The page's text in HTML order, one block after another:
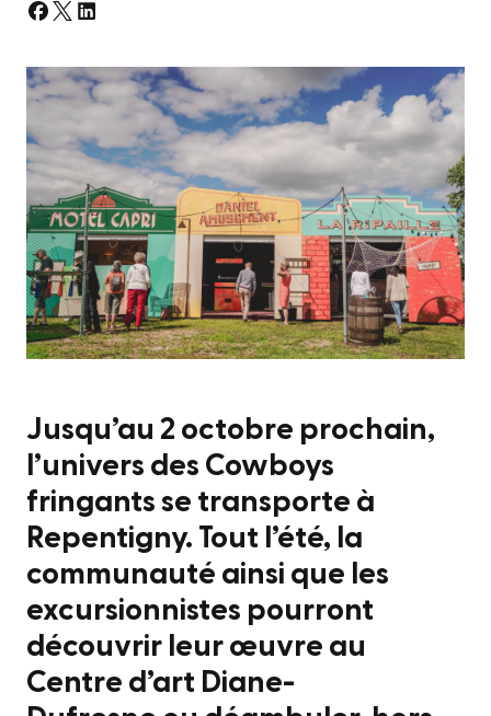
Jusqu’au 2 octobre prochain,
l’univers des Cowboys
fringants se transporte à
Repentigny. Tout l’été, la
communauté ainsi que les
excursionnistes pourront
découvrir leur œuvre au
Centre d’art Diane-